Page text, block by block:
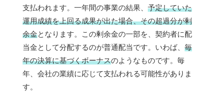
支払われます。一年間の事業の結果、 予定していた
運用成績を上回る成果が出た場合、その超過分が剰
余金となります。この剰余金の一部を、契約者に配
当金として分配するのが普通配当です。いわば、 毎
年の決算に基づくボーナスのようなものです。毎
年、会社の業績に応じて支払われる可能性がありま
す。